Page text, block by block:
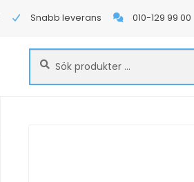
Snabb leverans 010-129 99 00
Sök
efter:
Sök